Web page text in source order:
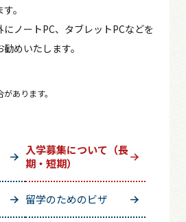
。
ノートPC、タブレットPCなどを
めいたします。
あります。
入学募集について（長
期・短期）
留学のためのビザ